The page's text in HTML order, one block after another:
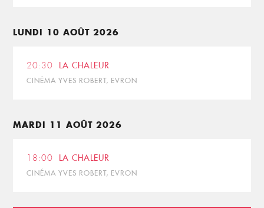
LUNDI 10 AOÛT 2026
20:30 LA CHALEUR
CINÉMA YVES ROBERT, EVRON
MARDI 11 AOÛT 2026
18:00 LA CHALEUR
CINÉMA YVES ROBERT, EVRON